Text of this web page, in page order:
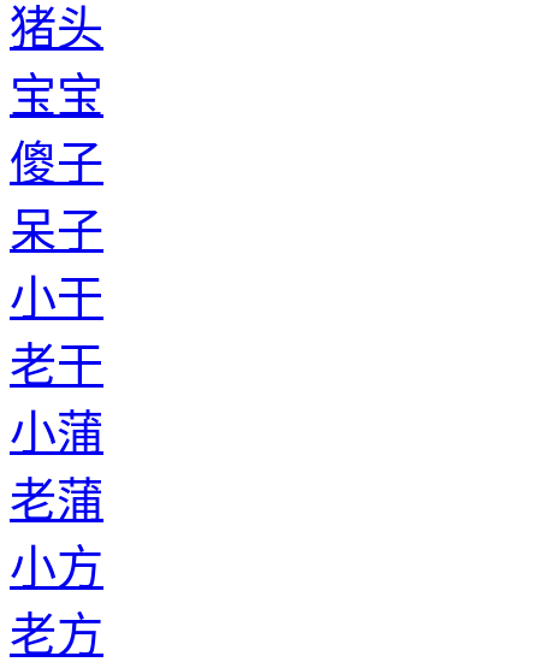
猪头
宝宝
傻子
呆子
小干
老干
小蒲
老蒲
小方
老方